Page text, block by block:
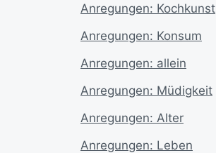
Anregungen: Kochkunst
Anregungen: Konsum
Anregungen: allein
Anregungen: Müdigkeit
Anregungen: Alter
Anregungen: Leben